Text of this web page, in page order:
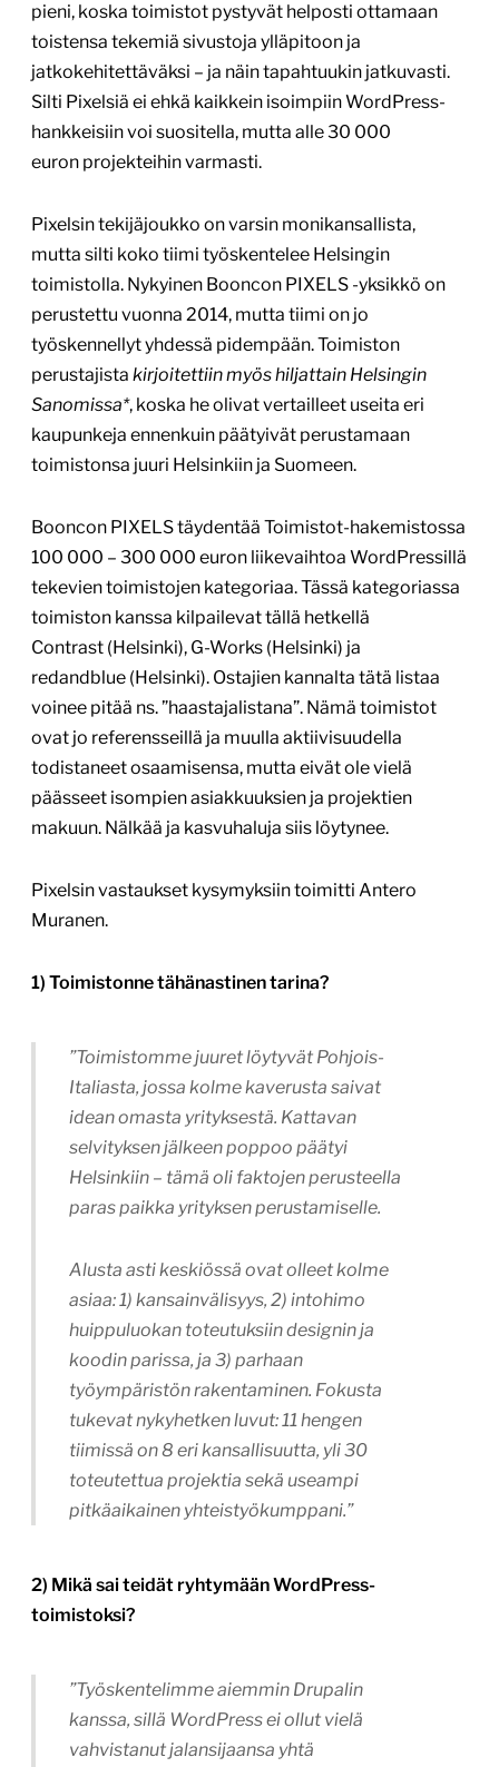
pieni, koska toimistot pystyvät helposti ottamaan
toistensa tekemiä sivustoja ylläpitoon ja
jatkokehitettäväksi – ja näin tapahtuukin jatkuvasti.
Silti Pixelsiä ei ehkä kaikkein isoimpiin WordPress-
hankkeisiin voi suositella, mutta alle 30 000
euron projekteihin varmasti.
Pixelsin tekijäjoukko on varsin monikansallista,
mutta silti koko tiimi työskentelee Helsingin
toimistolla. Nykyinen Booncon PIXELS -yksikkö on
perustettu vuonna 2014, mutta tiimi on jo
työskennellyt yhdessä pidempään. Toimiston
perustajista kirjoitettiin myös hiljattain Helsingin
Sanomissa*, koska he olivat vertailleet useita eri
kaupunkeja ennenkuin päätyivät perustamaan
toimistonsa juuri Helsinkiin ja Suomeen.
Booncon PIXELS täydentää Toimistot-hakemistossa
100 000 – 300 000 euron liikevaihtoa WordPressillä
tekevien toimistojen kategoriaa. Tässä kategoriassa
toimiston kanssa kilpailevat tällä hetkellä
Contrast (Helsinki), G-Works (Helsinki) ja
redandblue (Helsinki). Ostajien kannalta tätä listaa
voinee pitää ns. ”haastajalistana”. Nämä toimistot
ovat jo referensseillä ja muulla aktiivisuudella
todistaneet osaamisensa, mutta eivät ole vielä
päässeet isompien asiakkuuksien ja projektien
makuun. Nälkää ja kasvuhaluja siis löytynee.
Pixelsin vastaukset kysymyksiin toimitti Antero
Muranen.
1) Toimistonne tähänastinen tarina?
”Toimistomme juuret löytyvät Pohjois-
Italiasta, jossa kolme kaverusta saivat
idean omasta yrityksestä. Kattavan
selvityksen jälkeen poppoo päätyi
Helsinkiin – tämä oli faktojen perusteella
paras paikka yrityksen perustamiselle.
Alusta asti keskiössä ovat olleet kolme
asiaa: 1) kansainvälisyys, 2) intohimo
huippuluokan toteutuksiin designin ja
koodin parissa, ja 3) parhaan
työympäristön rakentaminen. Fokusta
tukevat nykyhetken luvut: 11 hengen
tiimissä on 8 eri kansallisuutta, yli 30
toteutettua projektia sekä useampi
pitkäaikainen yhteistyökumppani.”
2) Mikä sai teidät ryhtymään WordPress-
toimistoksi?
”Työskentelimme aiemmin Drupalin
kanssa, sillä WordPress ei ollut vielä
vahvistanut jalansijaansa yhtä